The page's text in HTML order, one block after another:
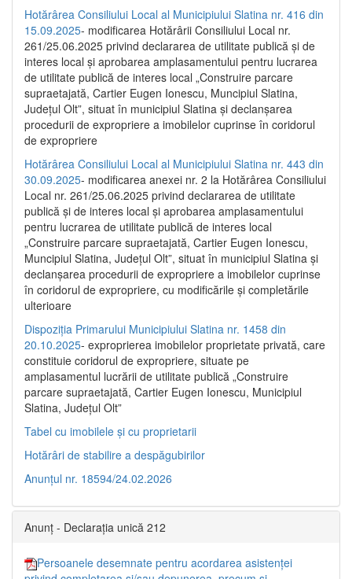
Hotărârea Consiliului Local al Municipiului Slatina nr. 416 din
15.09.2025- modificarea Hotărârii Consiliului Local nr.
261/25.06.2025 privind declararea de utilitate publică și de
interes local și aprobarea amplasamentului pentru lucrarea
de utilitate publică de interes local „Construire parcare
supraetajată, Cartier Eugen Ionescu, Muncipiul Slatina,
Județul Olt”, situat în municipiul Slatina și declanșarea
procedurii de expropriere a imobilelor cuprinse în coridorul
de expropriere
Hotărârea Consiliului Local al Municipiului Slatina nr. 443 din
30.09.2025- modificarea anexei nr. 2 la Hotărârea Consiliului
Local nr. 261/25.06.2025 privind declararea de utilitate
publică şi de interes local şi aprobarea amplasamentului
pentru lucrarea de utilitate publică de interes local
„Construire parcare supraetajată, Cartier Eugen Ionescu,
Muncipiul Slatina, Judeţul Olt”, situat în municipiul Slatina şi
declanşarea procedurii de expropriere a imobilelor cuprinse
în coridorul de expropriere, cu modificările şi completările
ulterioare
Dispoziția Primarului Municipiului Slatina nr. 1458 din
20.10.2025- exproprierea imobilelor proprietate privată, care
constituie coridorul de expropriere, situate pe
amplasamentul lucrării de utilitate publică „Construire
parcare supraetajată, Cartier Eugen Ionescu, Municipiul
Slatina, Județul Olt”
Tabel cu imobilele și cu proprietarii
Hotărâri de stabilire a despăgubirilor
Anunțul nr. 18594/24.02.2026
Anunț - Declarația unică 212
Persoanele desemnate pentru acordarea asistenței